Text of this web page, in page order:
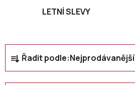
LETNÍ SLEVY
Ř
a
z
Řadit podle:Nejprodávanější